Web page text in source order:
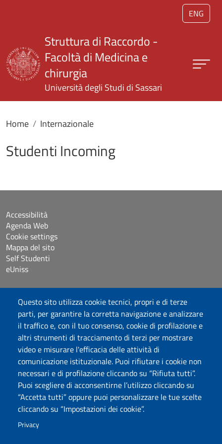
Salta al contenuto principale
ENG
Questo sito utilizza cookie tecnici, propri e di terze
parti, per garantire la corretta navigazione e analizzare
il traffico e, con il tuo consenso, cookie di profilazione e
altri strumenti di tracciamento di terzi per mostrare
video e misurare l'efficacia delle attività di
comunicazione istituzionale. Puoi rifiutare i cookie non
necessari e di profilazione cliccando su “Rifiuta tutti”.
Puoi scegliere di acconsentirne l’utilizzo cliccando su
“Accetta tutti” oppure puoi personalizzare le tue scelte
cliccando su “Impostazioni dei cookie”.
Privacy
Struttura di Raccordo -
Facoltà di Medicina e
chirurgia
Università degli Studi di Sassari
Home Internazionale
Studenti Incoming
Università degli Studi di Sassari
Struttura di Raccordo
Facoltà di Medicina e Chirurgia
Viale San Pietro 43/B, 07100 Sassari
Fax 079 228213
Accessibilità
Agenda Web
Cookie settings
Mappa del sito
Self Studenti
eUniss
Dichiarazione di accessibilità
Posta elettronica @uniss.it
Protocollo
Seguici su